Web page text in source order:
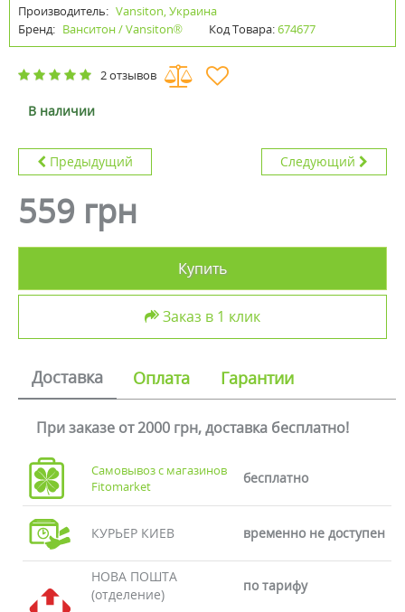
Производитель: Vansiton, Украина
Бренд: Ванситон / Vansiton® Код Товара:674677
2 отзывов
В наличии
Предыдущий Следующий
559 грн
Купить
Заказ в 1 клик
Доставка Оплата Гарантии
При заказе от 2000 грн, доставка бесплатно!
Самовывоз с магазинов
Fitomarket
бесплатно
КУРЬЕР КИЕВ временно не доступен
НОВА ПОШТА
(отделение)
по тарифу